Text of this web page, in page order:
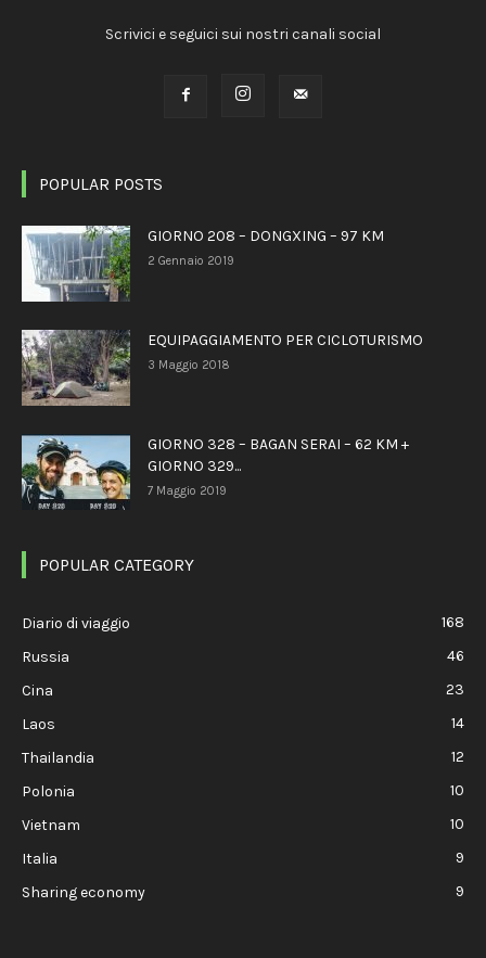
Scrivici e seguici sui nostri canali social
POPULAR POSTS
GIORNO 208 – DONGXING – 97 KM
2 Gennaio 2019
EQUIPAGGIAMENTO PER CICLOTURISMO
3 Maggio 2018
GIORNO 328 – BAGAN SERAI – 62 KM +
GIORNO 329...
7 Maggio 2019
POPULAR CATEGORY
Diario di viaggio
168
Russia
46
Cina
23
Laos
14
Thailandia
12
Polonia
10
Vietnam
10
Italia
9
Sharing economy
9